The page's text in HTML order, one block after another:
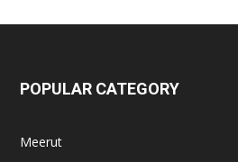
POPULAR CATEGORY
Meerut